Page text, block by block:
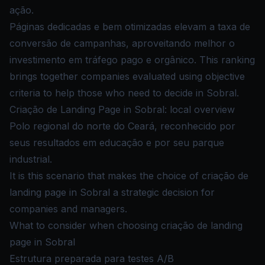
ação.
Páginas dedicadas e bem otimizadas elevam a taxa de
conversão de campanhas, aproveitando melhor o
investimento em tráfego pago e orgânico. This ranking
brings together companies evaluated using objective
criteria to help those who need to decide in Sobral.
Criação de Landing Page in Sobral: local overview
Polo regional do norte do Ceará, reconhecido por
seus resultados em educação e por seu parque
industrial.
It is this scenario that makes the choice of criação de
landing page in Sobral a strategic decision for
companies and managers.
What to consider when choosing criação de landing
page in Sobral
Estrutura preparada para testes A/B